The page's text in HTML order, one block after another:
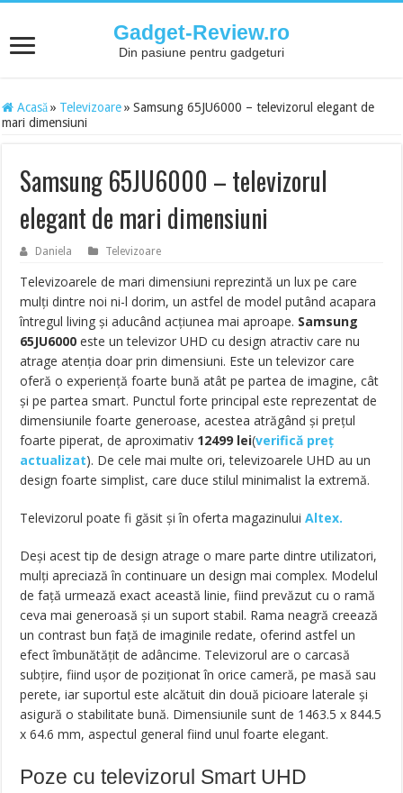
Gadget-Review.ro
Din pasiune pentru gadgeturi
Acasă » Televizoare » Samsung 65JU6000 – televizorul elegant de
mari dimensiuni
Samsung 65JU6000 – televizorul
elegant de mari dimensiuni
Daniela Televizoare
Televizoarele de mari dimensiuni reprezintă un lux pe care
mulți dintre noi ni-l dorim, un astfel de model putând acapara
întregul living și aducând acțiunea mai aproape. Samsung
65JU6000 este un televizor UHD cu design atractiv care nu
atrage atenția doar prin dimensiuni. Este un televizor care
oferă o experiență foarte bună atât pe partea de imagine, cât
și pe partea smart. Punctul forte principal este reprezentat de
dimensiunile foarte generoase, acestea atrăgând și prețul
foarte piperat, de aproximativ 12499 lei(verifică preț
actualizat). De cele mai multe ori, televizoarele UHD au un
design foarte simplist, care duce stilul minimalist la extremă.
Televizorul poate fi găsit și în oferta magazinuluiAltex.
Deși acest tip de design atrage o mare parte dintre utilizatori,
mulți apreciază în continuare un design mai complex. Modelul
de față urmează exact această linie, fiind prevăzut cu o ramă
ceva mai generoasă și un suport stabil. Rama neagră creează
un contrast bun față de imaginile redate, oferind astfel un
efect îmbunătățit de adâncime. Televizorul are o carcasă
subțire, fiind ușor de poziționat în orice cameră, pe masă sau
perete, iar suportul este alcătuit din două picioare laterale și
asigură o stabilitate bună. Dimensiunile sunt de 1463.5 x 844.5
x 64.6 mm, aspectul general fiind unul foarte elegant.
Poze cu televizorul Smart UHD